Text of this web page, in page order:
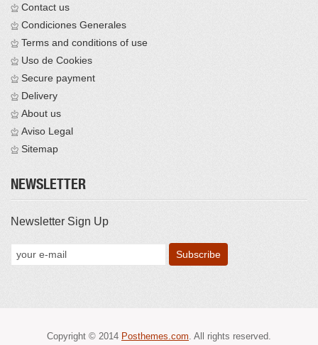
Contact us
Condiciones Generales
Terms and conditions of use
Uso de Cookies
Secure payment
Delivery
About us
Aviso Legal
Sitemap
NEWSLETTER
Newsletter Sign Up
Copyright © 2014 Posthemes.com. All rights reserved.